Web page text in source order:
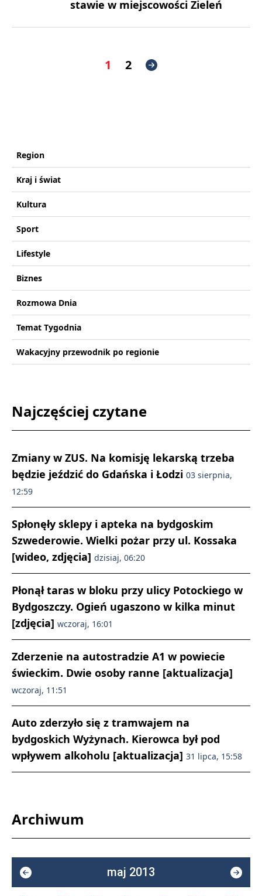
stawie w miejscowości Zieleń
1 2
Region
Kraj i świat
Kultura
Sport
Lifestyle
Biznes
Rozmowa Dnia
Temat Tygodnia
Wakacyjny przewodnik po regionie
Najczęściej czytane
Zmiany w ZUS. Na komisję lekarską trzeba
będzie jeździć do Gdańska i Łodzi 03 sierpnia,
12:59
Spłonęły sklepy i apteka na bydgoskim
Szwederowie. Wielki pożar przy ul. Kossaka
[wideo, zdjęcia] dzisiaj, 06:20
Płonął taras w bloku przy ulicy Potockiego w
Bydgoszczy. Ogień ugaszono w kilka minut
[zdjęcia] wczoraj, 16:01
Zderzenie na autostradzie A1 w powiecie
świeckim. Dwie osoby ranne [aktualizacja]
wczoraj, 11:51
Auto zderzyło się z tramwajem na
bydgoskich Wyżynach. Kierowca był pod
wpływem alkoholu [aktualizacja] 31 lipca, 15:58
Archiwum
maj 2013